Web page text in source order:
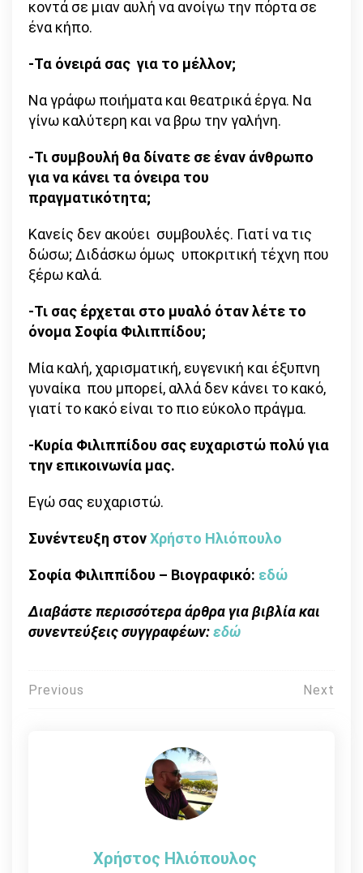
κοντά σε μιαν αυλή να ανοίγω την πόρτα σε
ένα κήπο.
-Τα όνειρά σας για το μέλλον;
Να γράφω ποιήματα και θεατρικά έργα. Να
γίνω καλύτερη και να βρω την γαλήνη.
-Τι συμβουλή θα δίνατε σε έναν άνθρωπο
για να κάνει τα όνειρα του
πραγματικότητα;
Κανείς δεν ακούει συμβουλές. Γιατί να τις
δώσω; Διδάσκω όμως υποκριτική τέχνη που
ξέρω καλά.
-Τι σας έρχεται στο μυαλό όταν λέτε το
όνομα Σοφία Φιλιππίδου;
Μία καλή, χαρισματική, ευγενική και έξυπνη
γυναίκα που μπορεί, αλλά δεν κάνει το κακό,
γιατί το κακό είναι το πιο εύκολο πράγμα.
-Κυρία Φιλιππίδου σας ευχαριστώ πολύ για
την επικοινωνία μας.
Εγώ σας ευχαριστώ.
Συνέντευξη στονΧρήστο Ηλιόπουλο
Σοφία Φιλιππίδου – Βιογραφικό: εδώ
Διαβάστε περισσότερα άρθρα για βιβλία και
συνεντεύξεις συγγραφέων:εδώ
Πλοήγηση
Previous Next
Χρήστος Ηλιόπουλος